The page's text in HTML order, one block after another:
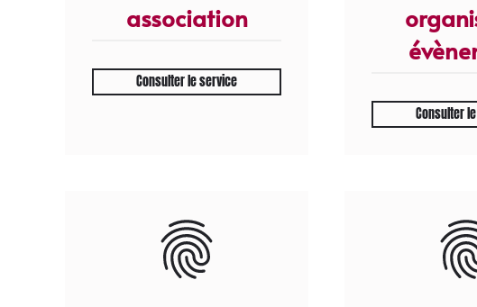
association
Consulter le service
Consulter